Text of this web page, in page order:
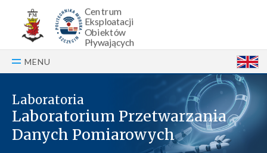
Centrum
Eksploatacji
Obiektów
Pływających
MENU
Laboratoria
Laboratorium Przetwarzania
Danych Pomiarowych